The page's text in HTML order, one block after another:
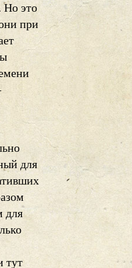
Но это
при
для
для
тут